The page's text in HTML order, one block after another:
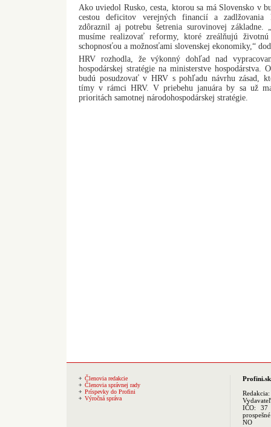
Ako uviedol Rusko, cesta, ktorou sa má Slovensko v
cestou deficitov verejných financií a zadlžovania
zdôraznil aj potrebu šetrenia surovinovej
musíme realizovať reformy, ktoré zreálňujú
schopnosťou a možnosťami slovenskej ekonomiky,“
HRV rozhodla, že výkonný dohľad nad
hospodárskej stratégie na ministerstve hospodárstva.
budú posudzovať v HRV s pohľadu návrhu zásad,
tímy v rámci HRV. V priebehu januára by sa už
prioritách samotnej národohospodárskej stratégie.
Členovia redakcie
Členovia správnej rady
Príspevky do Profini
Výročná správa
Profini.sk
Redakcia:
IČO: 37
NO